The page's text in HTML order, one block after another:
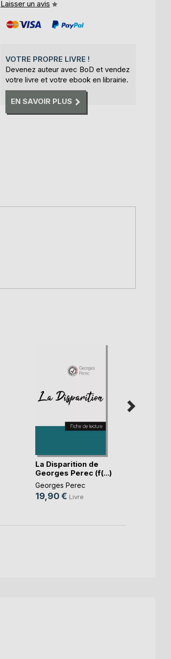
Laisser un avis
VOTRE PROPRE LIVRE !
Devenez auteur avec BoD et vendez
votre livre et votre ebook en librairie.
EN SAVOIR PLUS
La Disparition de
Georges Perec (f(...)
Georges Perec
19,90 € Livre